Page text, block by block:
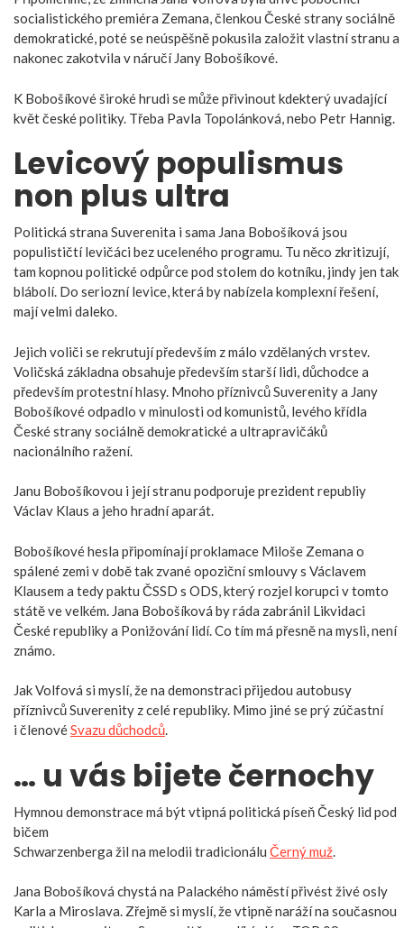
socialistického premiéra Zemana, členkou České strany sociálně
demokratické, poté se neúspěšně pokusila založit vlastní stranu a
nakonec zakotvila v náručí Jany Bobošíkové.
K Bobošíkové široké hrudi se může přivinout kdekterý uvadající
květ české politiky. Třeba Pavla Topolánková, nebo Petr Hannig.
Levicový populismus
non plus ultra
Politická strana Suverenita i sama Jana Bobošíková jsou
populističtí levičáci bez uceleného programu. Tu něco zkritizují,
tam kopnou politické odpůrce pod stolem do kotníku, jindy jen tak
blábolí. Do seriozní levice, která by nabízela komplexní řešení,
mají velmi daleko.
Jejich voliči se rekrutují především z málo vzdělaných vrstev.
Voličská základna obsahuje především starší lidi, důchodce a
především protestní hlasy. Mnoho příznivců Suverenity a Jany
Bobošíkové odpadlo v minulosti od komunistů, levého křídla
České strany sociálně demokratické a ultrapravičáků
nacionálního ražení.
Janu Bobošíkovou i její stranu podporuje prezident republiy
Václav Klaus a jeho hradní aparát.
Bobošíkové hesla připomínají proklamace Miloše Zemana o
spálené zemi v době tak zvané opoziční smlouvy s Václavem
Klausem a tedy paktu ČSSD s ODS, který rozjel korupci v tomto
státě ve velkém. Jana Bobošíková by ráda zabránil Likvidaci
České republiky a Ponižování lidí. Co tím má přesně na mysli, není
známo.
Jak Volfová si myslí, že na demonstraci přijedou autobusy
příznivců Suverenity z celé republiky. Mimo jiné se prý zúčastní
i členovéSvazu důchodců.
… u vás bijete černochy
Hymnou demonstrace má být vtipná politická píseň Český lid pod
bičem
Schwarzenberga žil na melodii tradicionálu Černý muž.
Jana Bobošíková chystá na Palackého náměstí přivést živé osly
Karla a Miroslava. Zřejmě si myslí, že vtipně naráží na současnou